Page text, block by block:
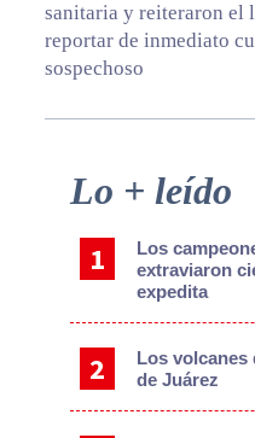
sanitaria y reiteraron el
reportar de inmediato
sospechoso
Primary
Lo + leído
Los
extraviaron
expedita
Los
de Juárez